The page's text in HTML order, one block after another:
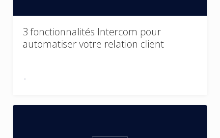
3 fonctionnalités Intercom pour
automatiser votre relation client